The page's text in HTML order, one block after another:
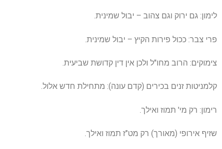
לימון: גם ירוק וגם צהוב – יבול שמינית.
פרי צבר: ככול פירות הקיץ – יבול שמינית.
צימוקים: הרוב מחו"ל ולכן אין דין קדושת שביעית.
קלמניטות זנים בכירים (קדם עונה): מתחילת חדש אלול.
רימון: רק מי' תמוז ואילך.
שזיף אירופי (מאורך) רק מט"ז תמוז ואילך.